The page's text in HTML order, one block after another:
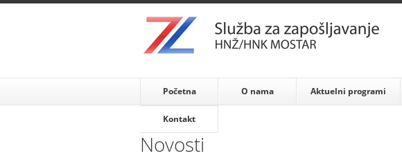
Početna O nama Aktuelni programi
Kontakt
Novosti